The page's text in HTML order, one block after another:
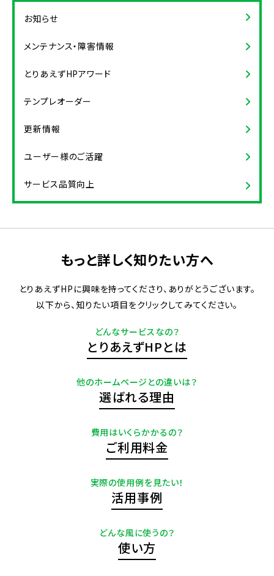
お知らせ
メンテナンス・障害情報
とりあえずHPアワード
テンプレオーダー
更新情報
ユーザー様のご活躍
サービス品質向上
もっと詳しく知りたい方へ
とりあえずHPに興味を持ってくださり、ありがとうございます。
以下から、知りたい項目をクリックしてみてください。
どんなサービスなの？
とりあえずHPとは
他のホームページとの違いは？
選ばれる理由
費用はいくらかかるの？
ご利用料金
実際の使用例を見たい！
活用事例
どんな風に使うの？
使い方